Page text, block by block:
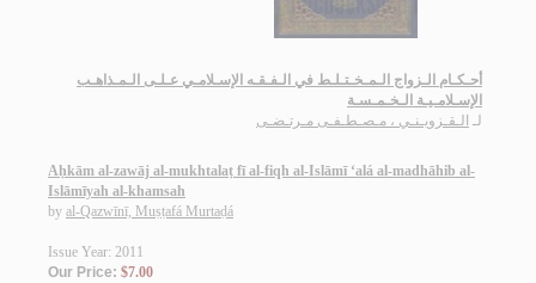
أحـكـام الـزواج الـمـخـتـلـط في الـفـقـه الإسـلامـي عـلـى الـمـذاهـب
الإسـلامـيـة الـخـمـسـة
لـ الـقـزويـنـي ، مـصـطـفـى مـرتـضـى
Aḥkām al-zawāj al-mukhtalaṭ fī al-fiqh al-Islāmī ‘alá al-madhāhib al-
Islāmīyah al-khamsah
by al-Qazwīnī, Muṣṭafá Murtaḍá
Issue Year: 2011
Our Price: $7.00